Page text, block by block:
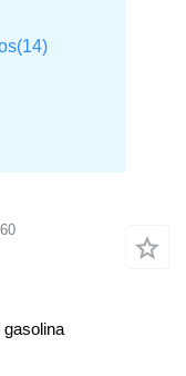
gasolina